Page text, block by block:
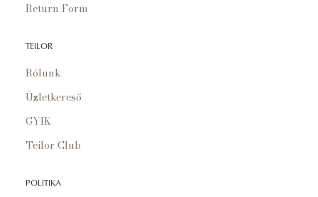
Return Form
TEILOR
Rólunk
Üzletkereső
GYIK
Teilor Club
POLITIKA